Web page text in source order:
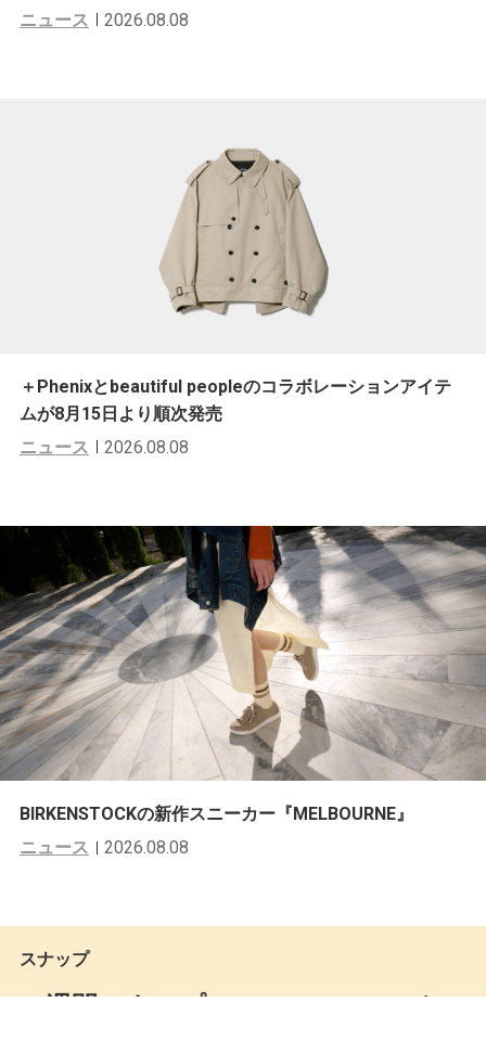
ニュース
2026.08.08
＋Phenixとbeautiful peopleのコラボレーションアイテ
ムが8月15日より順次発売
ニュース
2026.08.08
BIRKENSTOCKの新作スニーカー『MELBOURNE』
ニュース
2026.08.08
スナップ
一週間スナップ #809 Low Moromi